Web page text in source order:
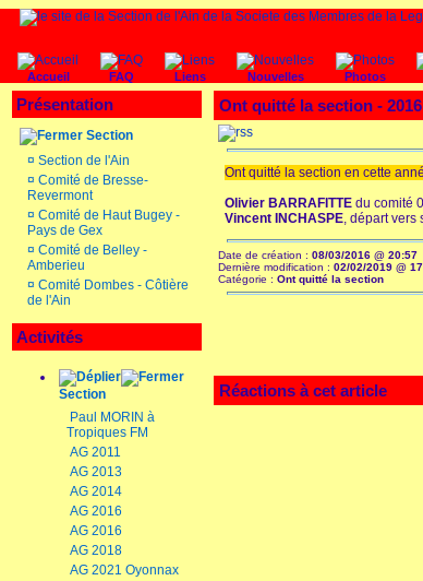
Accueil FAQ Liens Nouvelles Photos
Présentation
Section
¤ Section de l'Ain
¤ Comité de Bresse-
Revermont
¤ Comité de Haut Bugey -
Pays de Gex
¤ Comité de Belley -
Amberieu
¤ Comité Dombes - Côtière
de l'Ain
Activités
Section
Paul MORIN à
Tropiques FM
AG 2011
AG 2013
AG 2014
AG 2016
AG 2016
AG 2018
AG 2021 Oyonnax
Ont quitté la section - 2016
Ont quitté la section en cette
Olivier BARRAFITTE du comité
Vincent INCHASPE, départ vers
Date de création : 08/03/2016 @ 20:57
Dernière modification : 02/02/2019 @
Catégorie : Ont quitté la section
Réactions à cet article